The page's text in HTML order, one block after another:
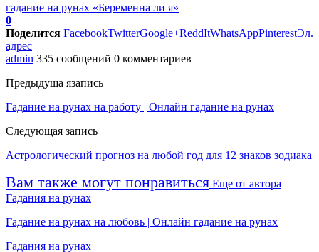
гадание на рунах «Беременна ли я»
0
Поделится FacebookTwitterGoogle+ReddItWhatsAppPinterestЭл.
адрес
admin 335 сообщений 0 комментариев
Предыдуща язапись
Гадание на рунах на работу | Онлайн гадание на рунах
Следующая запись
Астрологический прогноз на любой год для 12 знаков зодиака
Вам также могут понравиться Еще от автора
Гадания на рунах
Гадание на рунах на любовь | Онлайн гадание на рунах
Гадания на рунах